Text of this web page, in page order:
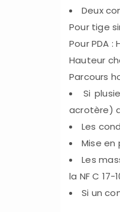
Deux
Pour tige
Pour PDA
Hauteur
Parcours
Si
acrotère)
Les
Mise
Les
la NF C
Si un